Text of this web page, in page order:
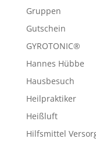
Gruppen
Gutschein
GYROTONIC®
Hannes Hübbe
Hausbesuch
Heilpraktiker
Heißluft
Hilfsmittel